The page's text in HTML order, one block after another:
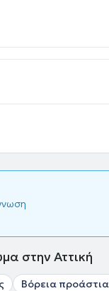
στην Αττική
Βόρεια